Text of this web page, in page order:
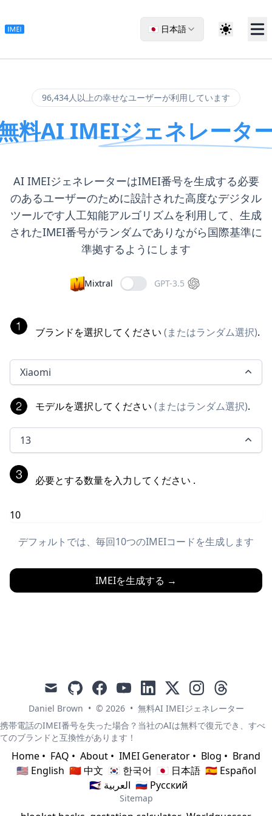
🇯🇵 日本語
96,434人以上の幸せなユーザーが利用しています
料AI IMEIジェネレータ
AI IMEIジェネレーターはIMEI番号を生成する必要
のあるユーザーのために設計された高度なデジタル
ツールです人工知能アルゴリズムを利用して、生成
されたIMEI番号がランダムでありながら国際基準に
準拠するようにします
Mixtral GPT-3.5
ブランドを選択してください (またはランダム選択).
Xiaomi
モデルを選択してください (またはランダム選択).
13
必要とする数量を入力してください .
デフォルトでは、毎回10つのIMEIコードを生成します
IMEIを生成する →
mail githubfacebookyoutubelinkedin
x instagramthreads
Daniel Brown • © 2026 • 無料AI IMEIジェネレーター
携帯電話のIMEI番号を失った場合？当社のAIは無料で復元でき、すべ
てのブランドと互換性があります！
Home • FAQ • About • IMEI Generator • Blog • Brand
🇺🇸 English 🇨🇳 中文 🇰🇷 한국어 🇯🇵 日本語 🇪🇸 Español
🇸🇦 العربية 🇷🇺 Русский
Sitemap